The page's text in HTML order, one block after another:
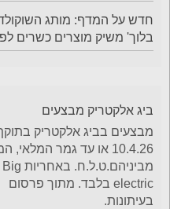
חדש על המדף: מותג
בלוך' משיק מוצרים כשרים
ביג אלקטריק מבצעים
מבצעים בביג אלקטריק
10.4.26 או עד גמר המלאי,
מביניהם.ט.ל.ח. באחריות Big
electric בלבד. מתוך פרסום
בעיתונות.